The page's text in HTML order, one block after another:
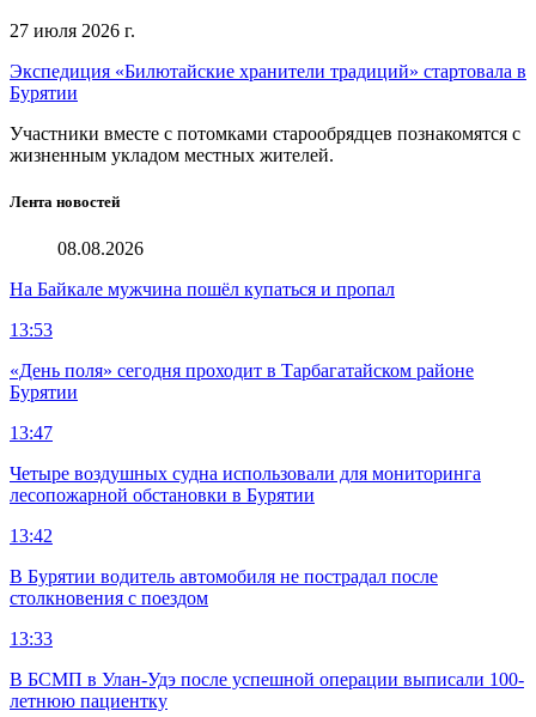
27 июля 2026 г.
Экспедиция «Билютайские хранители традиций» стартовала в
Бурятии
Участники вместе с потомками старообрядцев познакомятся с
жизненным укладом местных жителей.
Лента новостей
08.08.2026
На Байкале мужчина пошёл купаться и пропал
13:53
«День поля» сегодня проходит в Тарбагатайском районе
Бурятии
13:47
Четыре воздушных судна использовали для мониторинга
лесопожарной обстановки в Бурятии
13:42
В Бурятии водитель автомобиля не пострадал после
столкновения с поездом
13:33
В БСМП в Улан-Удэ после успешной операции выписали 100-
летнюю пациентку